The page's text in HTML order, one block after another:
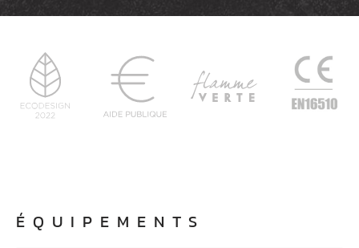
ÉQUIPEMENTS